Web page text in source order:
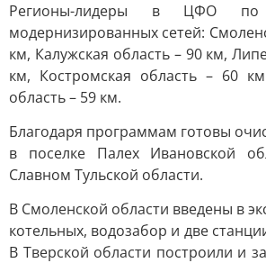
Регионы-лидеры в ЦФО по
модернизированных сетей:
км, Калужская область – 90 км,
км, Костромская область – 60
область – 59 км.
Благодаря программам готовы
в поселке Палех Ивановской
Славном Тульской области.
В Смоленской области введены в
котельных, водозабор и две
В Тверской области построили и